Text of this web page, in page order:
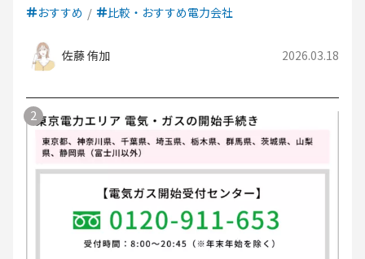
おすすめ 比較・おすすめ電力会社
佐藤 侑加 2026.03.18